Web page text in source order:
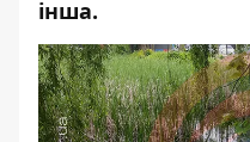
інша.